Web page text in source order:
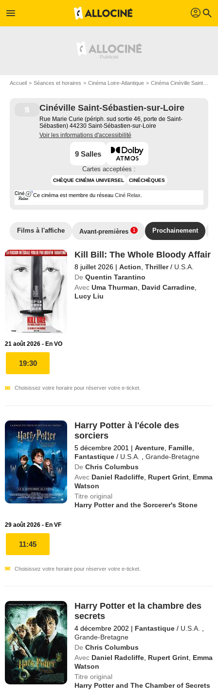
menu profil search
Accueil Séances et horaires Cinéma Loire-Atlantique Cinéma Cinéville Saint-Sébastien-sur-Loire
Cinéville Saint-Sébastien-sur-Loire
Rue Marie Curie (périph. sud sortie 46, porte de Saint-
Sébastien) 44230 Saint-Sébastien-sur-Loire
Voir les informations d'accessibilité
9 Salles
Cartes acceptées :
CHÈQUE CINÉMA UNIVERSEL CINÉCHÈQUES
Ce cinéma est membre du réseau Ciné Relax
Films à l'affiche Avant-premières 1 Prochainement
Kill Bill: The Whole Bloody Affair
8 juillet 2026 | Action ,Thriller / U.S.A.
De Quentin Tarantino
Avec Uma Thurman David Carradine
Lucy Liu
21 août 2026 - En VO
19:30
Choisissez votre horaire pour réserver votre e-ticket.
Harry Potter à l'école des
sorciers
5 décembre 2001 | Aventure Famille
Fantastique / U.S.A. ,Grande-Bretagne
De Chris Columbus
Avec Daniel Radcliffe Rupert Grint Emma
Watson
Titre original
Harry Potter and the Sorcerer's Stone
29 août 2026 - En VF
11:45
Choisissez votre horaire pour réserver votre e-ticket.
Harry Potter et la chambre des
secrets
4 décembre 2002 | Fantastique / U.S.A.
Grande-Bretagne
De Chris Columbus
Avec Daniel Radcliffe Rupert Grint Emma
Watson
Titre original
Harry Potter and The Chamber of Secrets